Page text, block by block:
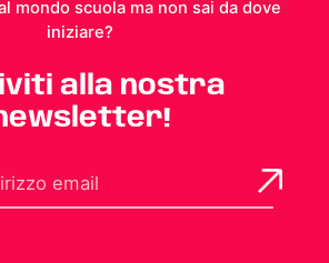
mondo scuola ma non sai da dove
iniziare?
alla nostra